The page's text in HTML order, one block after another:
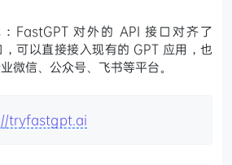
FastGPT 对外的 API 接口对齐了
可以直接接入现有的 GPT 应用，也
微信、公众号、飞书等平台。
tryfastgpt.ai